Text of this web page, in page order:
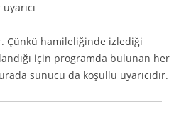
Çünkü hamileliğinde izlediği
için programda bulunan her
sunucu da koşullu uyarıcıdır.